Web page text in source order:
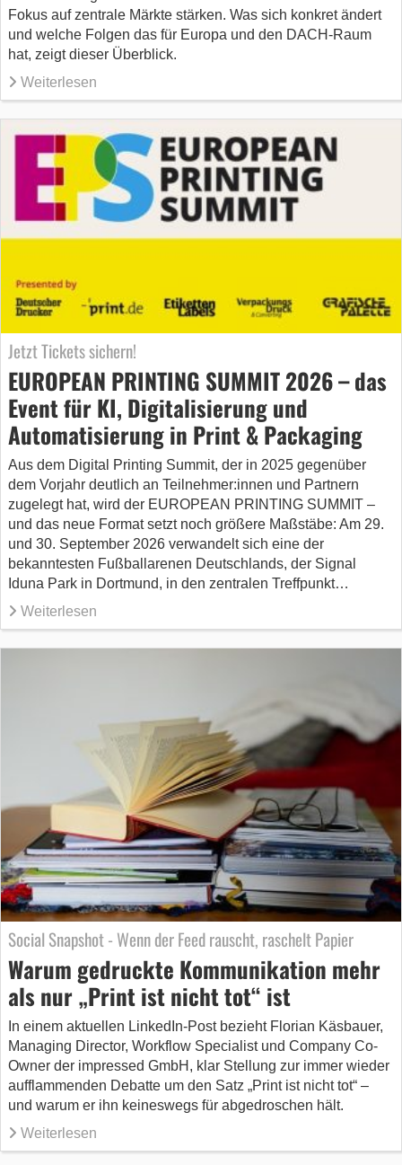
Fokus auf zentrale Märkte stärken. Was sich konkret ändert
und welche Folgen das für Europa und den DACH-Raum
hat, zeigt dieser Überblick.
Weiterlesen
Jetzt Tickets sichern!
EUROPEAN PRINTING SUMMIT 2026 – das
Event für KI, Digitalisierung und
Automatisierung in Print & Packaging
Aus dem Digital Printing Summit, der in 2025 gegenüber
dem Vorjahr deutlich an Teilnehmer:innen und Partnern
zugelegt hat, wird der EUROPEAN PRINTING SUMMIT –
und das neue Format setzt noch größere Maßstäbe: Am 29.
und 30. September 2026 verwandelt sich eine der
bekanntesten Fußballarenen Deutschlands, der Signal
Iduna Park in Dortmund, in den zentralen Treffpunkt…
Weiterlesen
Social Snapshot - Wenn der Feed rauscht, raschelt Papier
Warum gedruckte Kommunikation mehr
als nur „Print ist nicht tot“ ist
In einem aktuellen LinkedIn-Post bezieht Florian Käsbauer,
Managing Director, Workflow Specialist und Company Co-
Owner der impressed GmbH, klar Stellung zur immer wieder
aufflammenden Debatte um den Satz „Print ist nicht tot“ –
und warum er ihn keineswegs für abgedroschen hält.
Weiterlesen